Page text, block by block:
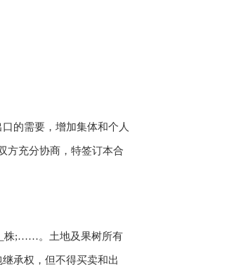
的需要，增加集体和个人
方充分协商，特签订本合
株;……。土地及果树所有
承权，但不得买卖和出